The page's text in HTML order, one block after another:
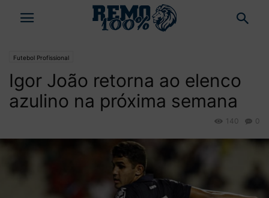
Futebol Profissional
Igor João retorna ao elenco
azulino na próxima semana
0
140